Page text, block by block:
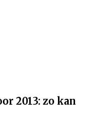
2013: zo kan